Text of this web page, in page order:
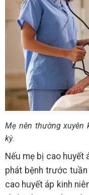
Mẹ nên thường xuyên
kỳ.
Nếu mẹ bị cao huyết
phát bệnh trước
cao huyết áp kinh